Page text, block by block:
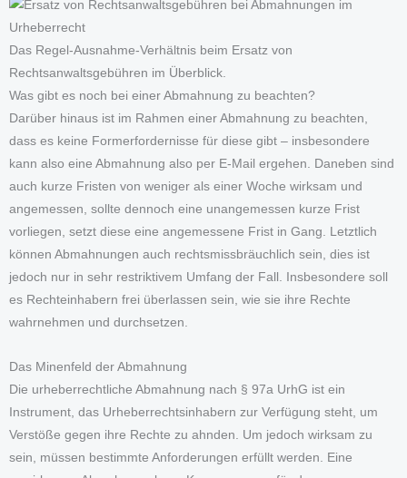
Das Regel-Ausnahme-Verhältnis beim Ersatz von
Rechtsanwaltsgebühren im Überblick.
Was gibt es noch bei einer Abmahnung zu beachten?
Darüber hinaus ist im Rahmen einer Abmahnung zu beachten,
dass es keine Formerfordernisse für diese gibt – insbesondere
kann also eine Abmahnung also per E-Mail ergehen. Daneben sind
auch kurze Fristen von weniger als einer Woche wirksam und
angemessen, sollte dennoch eine unangemessen kurze Frist
vorliegen, setzt diese eine angemessene Frist in Gang. Letztlich
können Abmahnungen auch rechtsmissbräuchlich sein, dies ist
jedoch nur in sehr restriktivem Umfang der Fall. Insbesondere soll
es Rechteinhabern frei überlassen sein, wie sie ihre Rechte
wahrnehmen und durchsetzen.
Das Minenfeld der Abmahnung
Die urheberrechtliche Abmahnung nach § 97a UrhG ist ein
Instrument, das Urheberrechtsinhabern zur Verfügung steht, um
Verstöße gegen ihre Rechte zu ahnden. Um jedoch wirksam zu
sein, müssen bestimmte Anforderungen erfüllt werden. Eine